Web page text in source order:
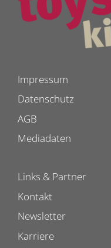
Impressum
Datenschutz
AGB
Mediadaten
Links & Partner
Kontakt
Newsletter
Karriere